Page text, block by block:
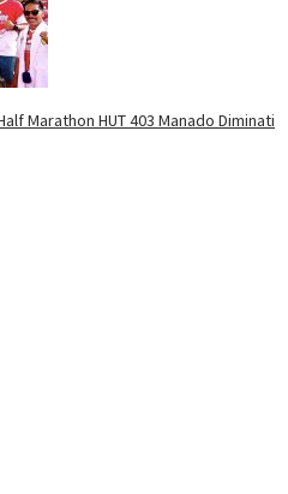
Marathon HUT 403 Manado Diminati